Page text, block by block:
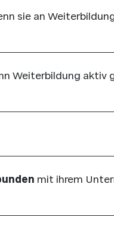
sie an
Weiterbildung aktiv
mit ihrem